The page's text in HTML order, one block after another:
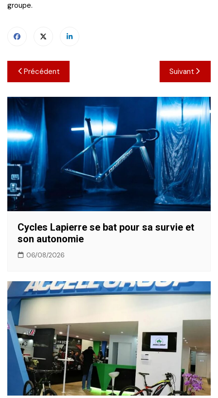
groupe.
Navigation
de
l’article
Précédent Suivant
Cycles Lapierre se bat pour sa survie et
son autonomie
06/08/2026